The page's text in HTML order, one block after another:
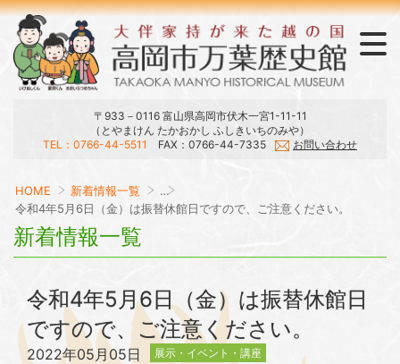
〒933－0116 富山県高岡市伏木一宮1-11-11
（とやまけん たかおかし ふしきいちのみや）
TEL：0766-44-5511
FAX：0766-44-7335 お問い合わせ
展示・庭園・館内マップ
ラウンジ・おみやげ・刊行物
開館日・時間・観覧料
HOME 新着情報一覧
…
令和4年5月6日（金）は振替休館日ですので、ご注意ください。
新着情報一覧
令和4年5月6日（金）は振替休館日
ですので、ご注意ください。
2022年05月05日 展示・イベント・講座